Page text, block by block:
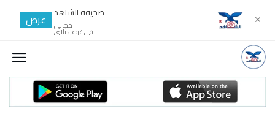
✕ صحيفة الشاهد
مجانى
في غوغل بلاي
عرض